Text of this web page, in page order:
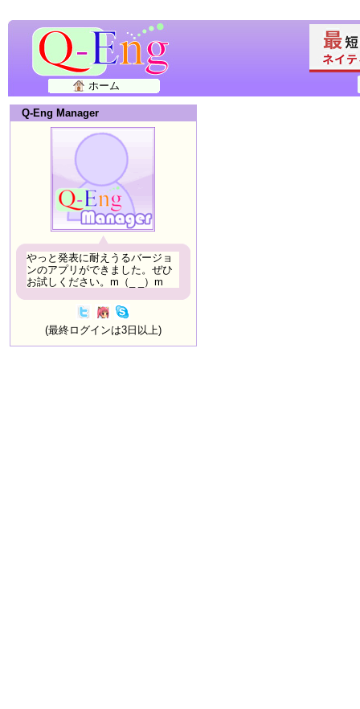
ホーム
Q-Eng Manager
やっと発表に耐えうるバージョ
ンのアプリができました。ぜひ
お試しください。m（_ _）m
(最終ログインは3日以上)